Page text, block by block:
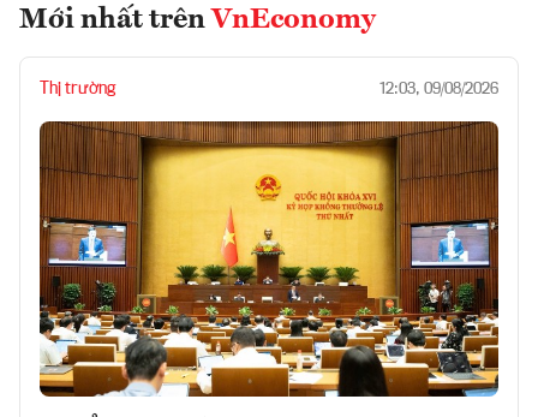
Mới nhất trên VnEconomy
Thị trường 12:03, 09/08/2026